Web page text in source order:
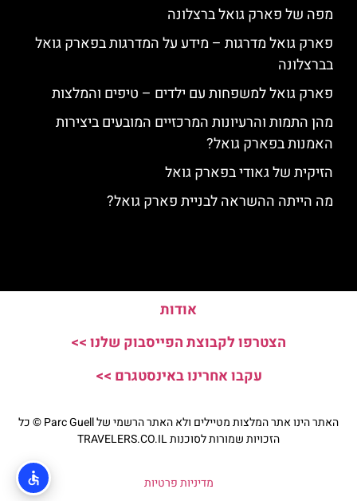
מפה של פארק גואל ברצלונה
פארק גואל מדרגות – מידע על המדרגות בפארק גואל
בברצלונה
פארק גואל למשפחות עם ילדים – טיפים והמלצות
מהן התמות והרעיונות המרכזיים המובעים ביצירות
האמנות בפארק גואל?
הזיקית של גאודי בפארק גואל
מה הייתה ההשראה לבניית פארק גואל?
אודות
הצטרפו לקבוצת הפייסבוק שלנו >>
עקבו אחרינו באינסטגרם >>
האתר הינו אתר המלצות מטיילים ולא האתר הרשמי של Parc Guell © כל
הזכויות שמורות לסוכנות TRAVELERS.CO.IL
מדיניות פרטיות